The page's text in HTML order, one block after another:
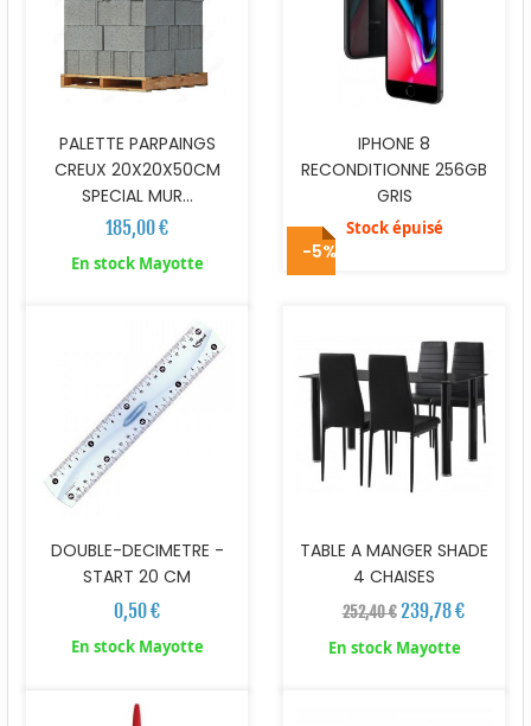
PALETTE PARPAINGS
CREUX 20X20X50CM
SPECIAL MUR...
185,00 €
En stock Mayotte
IPHONE 8
RECONDITIONNE 256GB
GRIS
Stock épuisé
DOUBLE-DECIMETRE -
START 20 CM
0,50 €
En stock Mayotte
-5%
TABLE A MANGER SHADE
4 CHAISES
252,40 € 239,78 €
En stock Mayotte